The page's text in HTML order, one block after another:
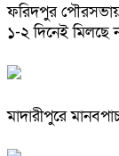
ফরিদপুর পৌরসভায়
১-২ দিনেই মিলছে
মাদারীপুরে